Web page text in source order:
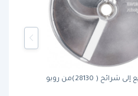
قرص تقطيع إلى شرائح ( 28130)من روبو